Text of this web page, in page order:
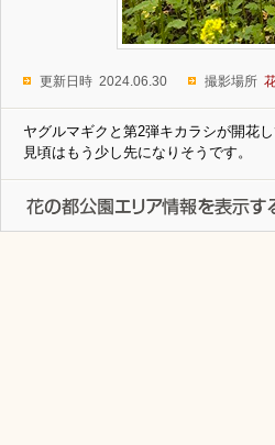
更新日時 2024.06.30 撮影場所
ヤグルマギクと第2弾キカラシが開花し
見頃はもう少し先になりそうです。